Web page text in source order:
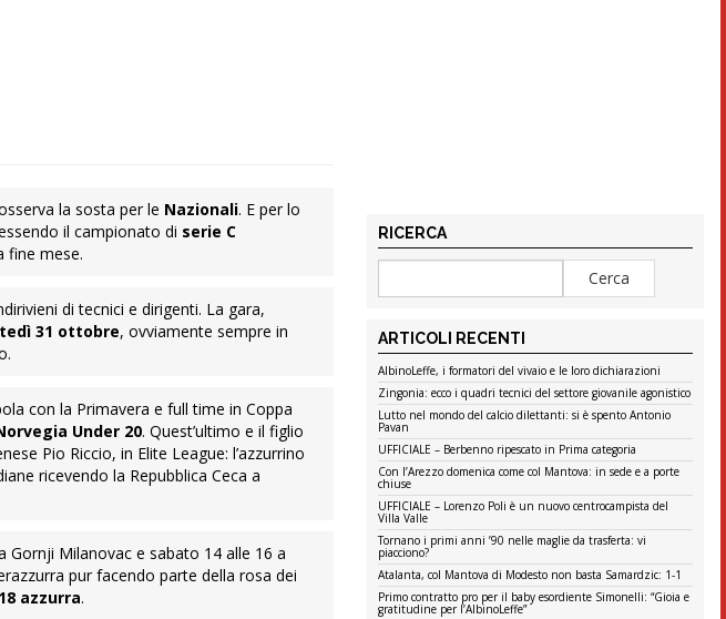
la sosta per le Nazionali. E per lo
il campionato di serie C
fine mese.
di tecnici e dirigenti. La gara,
31 ottobre, ovviamente sempre in
con la Primavera e full time in Coppa
Under 20. Quest’ultimo e il figlio
Pio Riccio, in Elite League: l’azzurrino
ricevendo la Repubblica Ceca a
Gornji Milanovac e sabato 14 alle 16 a
pur facendo parte della rosa dei
azzurra.
RICERCA
ARTICOLI RECENTI
AlbinoLeffe, i formatori del vivaio e le loro dichiarazioni
Zingonia: ecco i quadri tecnici del settore giovanile agonistico
Lutto nel mondo del calcio dilettanti: si è spento Antonio
Pavan
UFFICIALE – Berbenno ripescato in Prima categoria
Con l’Arezzo domenica come col Mantova: in sede e a porte
chiuse
UFFICIALE – Lorenzo Poli è un nuovo centrocampista del
Villa Valle
Tornano i primi anni ’90 nelle maglie da trasferta: vi
piacciono?
Atalanta, col Mantova di Modesto non basta Samardzic: 1-1
Primo contratto pro per il baby esordiente Simonelli: “Gioia e
gratitudine per l’AlbinoLeffe”